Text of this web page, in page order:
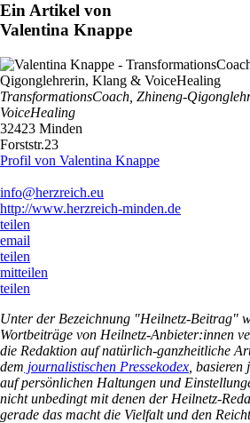
Ein Artikel von
Valentina Knappe
TransformationsCoach, Zhineng-
VoiceHealing
32423 Minden
Forststr.23
Profil von Valentina Knappe
info@herzreich.eu
http://www.herzreich-minden.de
teilen
email
teilen
mitteilen
teilen
Unter der Bezeichnung "Heilnetz-Beitrag"
Wortbeiträge von Heilnetz-Anbieter:innen
die Redaktion auf natürlich-ganzheitliche
dem journalistischen Pressekodex ,
auf persönlichen Haltungen und
nicht unbedingt mit denen der Heilnetz-
gerade das macht die Vielfalt und den